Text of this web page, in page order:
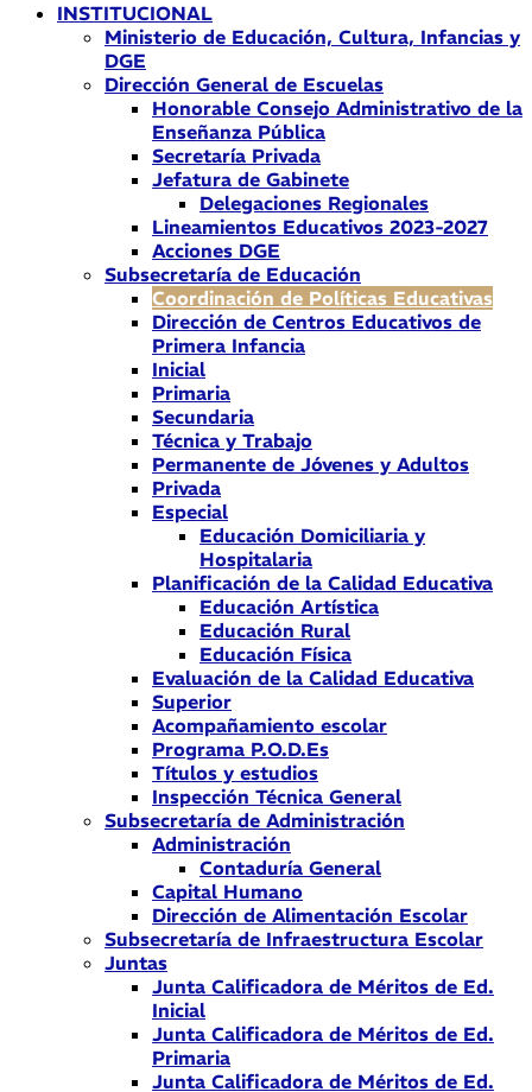
INSTITUCIONAL
Ministerio de Educación, Cultura, Infancias y
DGE
Dirección General de Escuelas
Honorable Consejo Administrativo de la
Enseñanza Pública
Secretaría Privada
Jefatura de Gabinete
Delegaciones Regionales
Lineamientos Educativos 2023-2027
Acciones DGE
Subsecretaría de Educación
Coordinación de Políticas Educativas
Dirección de Centros Educativos de
Primera Infancia
Inicial
Primaria
Secundaria
Técnica y Trabajo
Permanente de Jóvenes y Adultos
Privada
Especial
Educación Domiciliaria y
Hospitalaria
Planificación de la Calidad Educativa
Educación Artística
Educación Rural
Educación Física
Evaluación de la Calidad Educativa
Superior
Acompañamiento escolar
Programa P.O.D.Es
Títulos y estudios
Inspección Técnica General
Subsecretaría de Administración
Administración
Contaduría General
Capital Humano
Dirección de Alimentación Escolar
Subsecretaría de Infraestructura Escolar
Juntas
Junta Calificadora de Méritos de Ed.
Inicial
Junta Calificadora de Méritos de Ed.
Primaria
Junta Calificadora de Méritos de Ed.